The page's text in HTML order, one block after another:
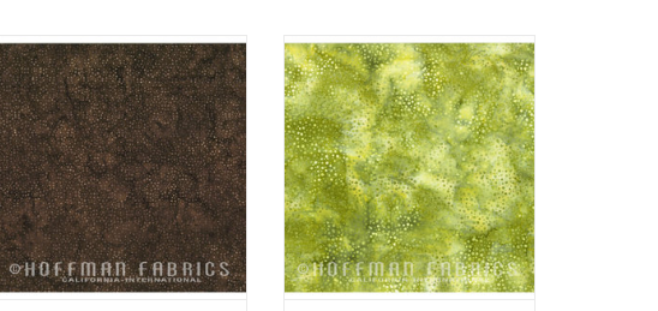
Stof 100% katoen Bali Dots
donkerbruin
TOEVOEGEN AAN WINKELWAGEN
Stof 100% katoen Bali dots
lichtgroen
TOEVOEGEN AAN WINKELWAGEN